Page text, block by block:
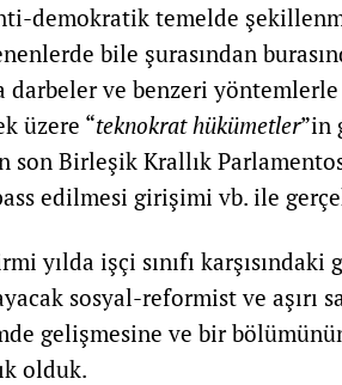
demokratik temelde
bile şurasından
darbeler ve benzeri
üzere “teknokrat hükümetler”in
son Birleşik Krallık
edilmesi girişimi vb. ile
yılda işçi sınıfı karşısındaki
sosyal-reformist ve aşırı
gelişmesine ve bir
olduk.